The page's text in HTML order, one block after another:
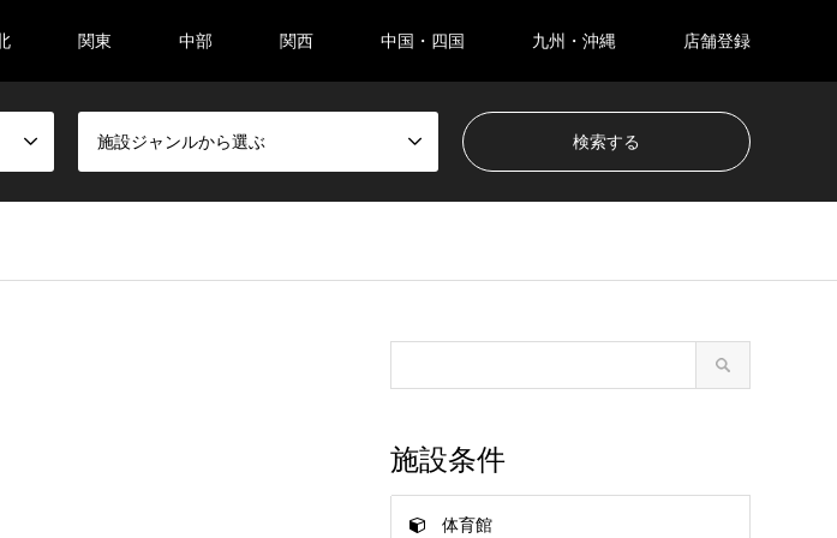
関東 中部 関西 中国・四国 九州・沖縄 店舗登録
施設ジャンルから選ぶ
施設条件
体育館